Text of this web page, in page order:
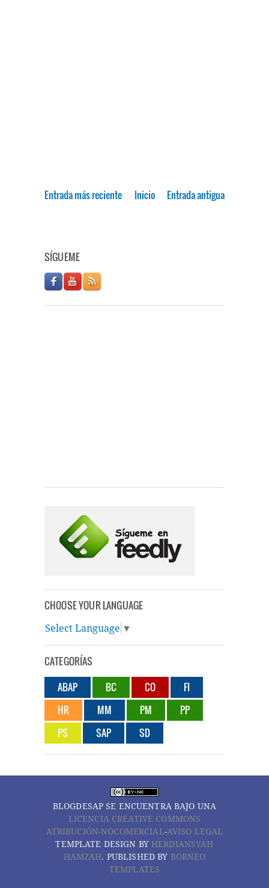
Entrada más reciente Entrada antigua
Inicio
SÍGUEME
CHOOSE YOUR LANGUAGE
Select Language ▼
CATEGORÍAS
ABAP
BC CO
FI
HR
MM PM
PP
PS
SAP SD
BLOGDESAP SE ENCUENTRA BAJO UNA
LICENCIA CREATIVE COMMONS
ATRIBUCIÓN-NOCOMERCIAL-AVISO LEGAL
TEMPLATE DESIGN BY HERDIANSYAH
HAMZAH. PUBLISHED BY BORNEO
TEMPLATES